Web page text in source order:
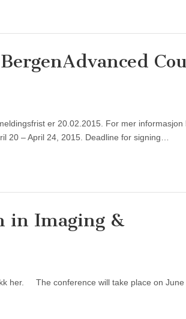
Advanced
er 20.02.2015. For mer informasjon
20 – April 24, 2015. Deadline for signing…
in Imaging &
her. The conference will take place on June